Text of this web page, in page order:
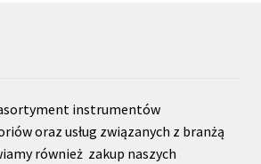
instrumentów
oraz usług związanych z branżą
również zakup naszych